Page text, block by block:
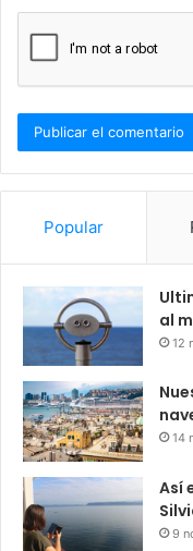
Popular
al
12
14
Así
9